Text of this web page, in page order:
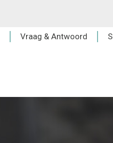
Vraag & Antwoord